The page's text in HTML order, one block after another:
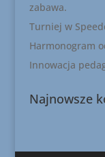
zabawa.
Turniej w
Harmonogram
Innowacja
Najnowsze